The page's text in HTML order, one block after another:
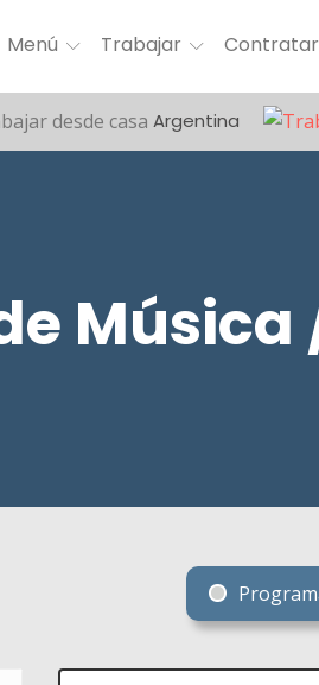
Menú Trabajar Contratar
Argentina